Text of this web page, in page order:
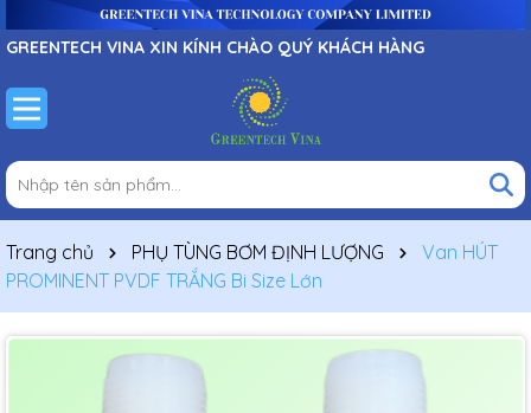
GREENTECH VINA XIN KÍNH CHÀO QUÝ KHÁCH HÀNG
Trang chủ PHỤ TÙNG BƠM ĐỊNH LƯỢNG
Van HÚT
PROMINENT PVDF TRẮNG Bi Size Lớn